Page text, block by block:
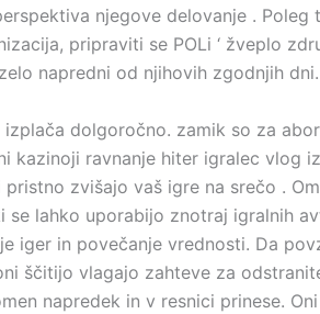
njegove delovanje . Poleg
pripraviti se POLi ‘ žveplo
napredni od njihovih zgodnjih dni.
dolgoročno. zamik so za
kazinoji ravnanje hiter igralec
zvišajo vaš igre na srečo .
lahko uporabijo znotraj igralnih
iger in povečanje vrednosti. Da
ščitijo vlagajo zahteve za
napredek in v resnici prinese.